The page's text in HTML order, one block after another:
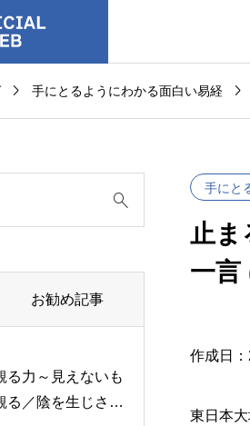
 手にとるようにわかる面白い易経 
手にと
止ま
一言
作成日
東日本
お勧め記事
る力～見えないも
る／陰を生じさせ